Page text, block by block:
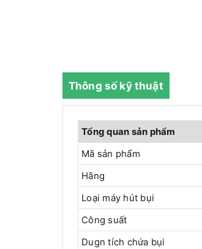
Thông số kỹ thuật
Tổng quan sản phẩm
Mã sản phẩm
Hãng
Loại máy hút bụi
Công suất
Dugn tích chứa bụi